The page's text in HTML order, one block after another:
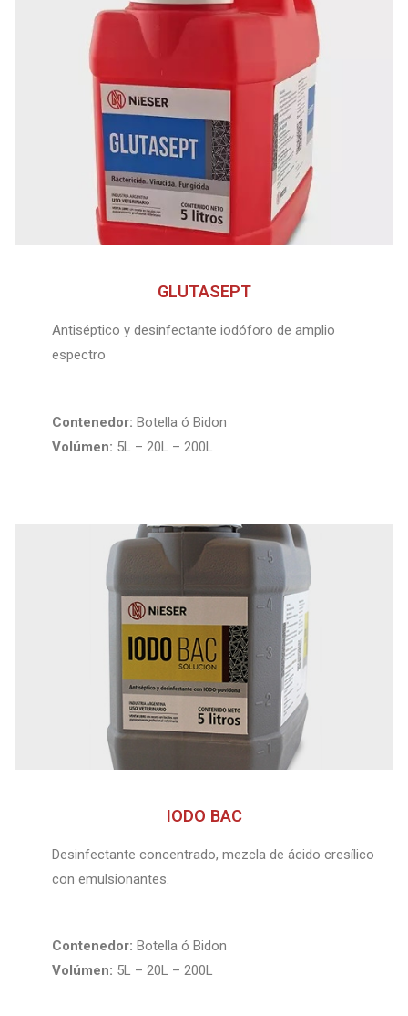
GLUTASEPT
Antiséptico y desinfectante iodóforo de amplio
espectro
Contenedor: Botella ó Bidon
Volúmen: 5L – 20L – 200L
IODO BAC
Desinfectante concentrado, mezcla de ácido cresílico
con emulsionantes.
Contenedor: Botella ó Bidon
Volúmen: 5L – 20L – 200L